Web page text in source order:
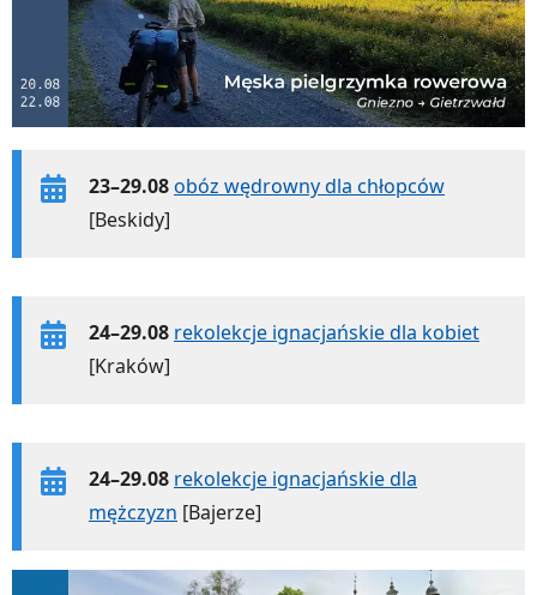
23–29.08obóz wędrowny dla chłopców
[Beskidy]
24–29.08 rekolekcje ignacjańskie dla kobiet
[Kraków]
24–29.08 rekolekcje ignacjańskie dla
mężczyzn [Bajerze]